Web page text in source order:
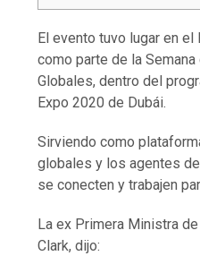
El evento tuvo lugar en
como parte de la
Globales, dentro del
Expo 2020 de Dubái.
Sirviendo como
globales y los agentes
se conecten y trabajen
La ex Primera Ministra
Clark, dijo: